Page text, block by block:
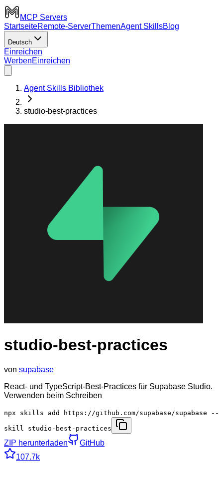
MCP Servers
StartseiteRemote-ServerThemenAgent SkillsBlog
Deutsch
Einreichen
WerbenEinreichen
Agent Skills Bibliothek
studio-best-practices
studio-best-practices
von supabase
React- und TypeScript-Best-Practices für Supabase Studio.
Verwenden beim Schreiben
npx skills add https://github.com/supabase/supabase --
skill studio-best-practices
ZIP herunterladen
GitHub
107.7k